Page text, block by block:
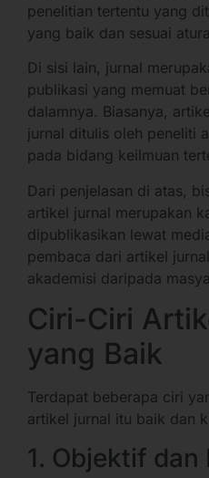
penelitian tertentu yang
yang baik dan sesuai
Di sisi lain, jurnal
publikasi yang memuat
dalamnya. Biasanya,
jurnal ditulis oleh peneliti
pada bidang keilmuan
Dari penjelasan di atas,
artikel jurnal merupakan
dipublikasikan lewat
pembaca dari artikel
akademisi daripada
Ciri-Ciri
yang Baik
Terdapat beberapa ciri
artikel jurnal itu baik dan
1. Objektif dan